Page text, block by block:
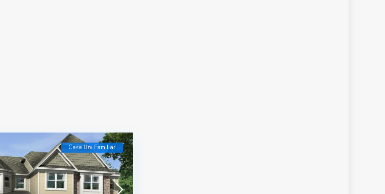
Casa Uni Familiar